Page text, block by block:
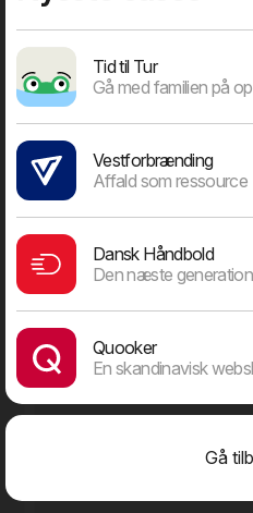
den vigtigste opgave at vælge det
Dage "in business"
9717
Dage siden 1. januar 2000
Medarbejdere
Tid til Tur
Gå med familien på
Vestforbrænding
Affald som ressource
Dansk Håndbold
Den næste
Quooker
En skandinavisk
Gå